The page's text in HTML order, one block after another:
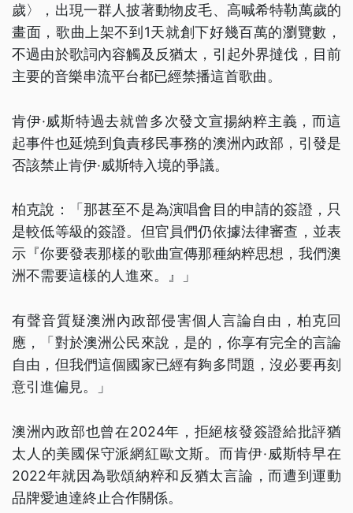
歲〉，出現一群人披著動物皮毛、高喊希特勒萬歲的
畫面，歌曲上架不到1天就創下好幾百萬的瀏覽數，
不過由於歌詞內容觸及反猶太，引起外界撻伐，目前
主要的音樂串流平台都已經禁播這首歌曲。
肯伊·威斯特過去就曾多次發文宣揚納粹主義，而這
起事件也延燒到負責移民事務的澳洲內政部，引發是
否該禁止肯伊·威斯特入境的爭議。
柏克說：「那甚至不是為演唱會目的申請的簽證，只
是較低等級的簽證。但官員們仍依據法律審查，並表
示『你要發表那樣的歌曲宣傳那種納粹思想，我們澳
洲不需要這樣的人進來。』」
有聲音質疑澳洲內政部侵害個人言論自由，柏克回
應，「對於澳洲公民來說，是的，你享有完全的言論
自由，但我們這個國家已經有夠多問題，沒必要再刻
意引進偏見。」
澳洲內政部也曾在2024年，拒絕核發簽證給批評猶
太人的美國保守派網紅歐文斯。而肯伊·威斯特早在
2022年就因為歌頌納粹和反猶太言論，而遭到運動
品牌愛迪達終止合作關係。